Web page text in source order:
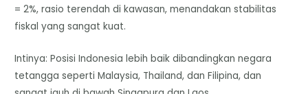
= 2%, rasio terendah di kawasan, menandakan stabilitas
fiskal yang sangat kuat.
Intinya: Posisi Indonesia lebih baik dibandingkan negara
tetangga seperti Malaysia, Thailand, dan Filipina, dan